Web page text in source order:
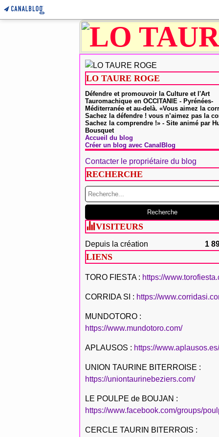
LO TAURE ROGE
Défendre et promouvoir la Culture et l'Art
Tauromachique en OCCITANIE - Pyrénées-
Méditerranée et au-delà. «Vous aimez la
Sachez la défendre ! vous n’aimez pas la
Sachez la comprendre !» - Site animé par
Bousquet
Accueil du blog
Créer un blog avec CanalBlog
Contacter le propriétaire du blog
RECHERCHE
VISITEURS
Depuis la création 1
LIENS
TORO FIESTA : https://
CORRIDA SI : https://
MUNDOTORO :
https://www.mundotoro.com/
APLAUSOS : https://www.aplausos.es/
UNION TAURINE BITERROISE :
https://uniontaurinebeziers.com/
LE POULPE de BOUJAN :
https://www.facebook.com/groups/
CERCLE TAURIN BITERROIS :